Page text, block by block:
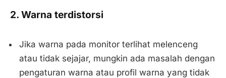
2. Warna terdistorsi
Jika warna pada monitor terlihat melenceng
atau tidak sejajar, mungkin ada masalah dengan
pengaturan warna atau profil warna yang tidak